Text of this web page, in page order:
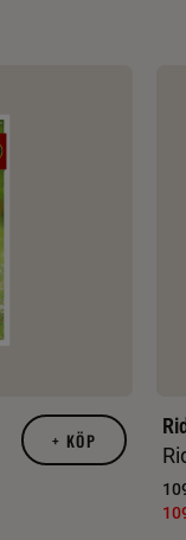
+ KÖP